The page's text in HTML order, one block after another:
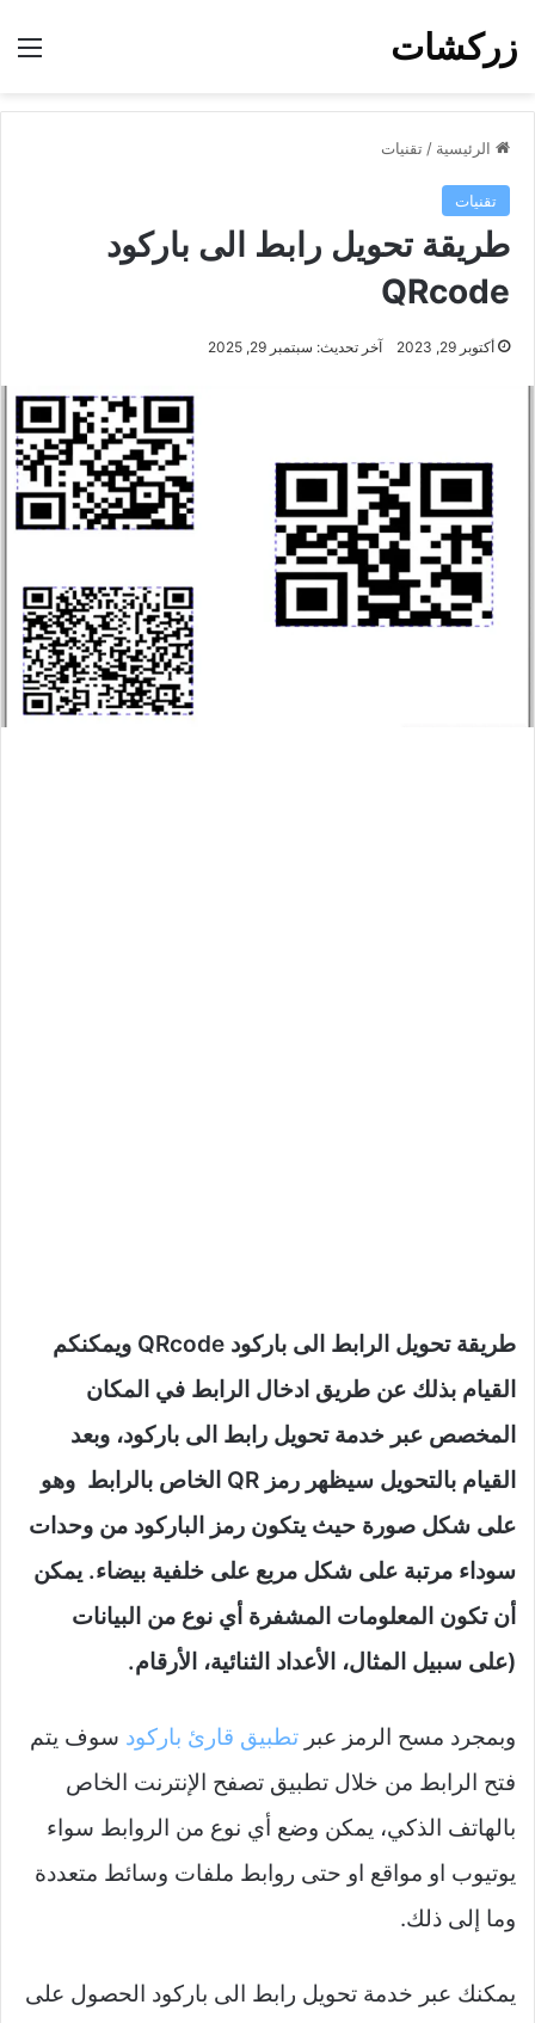
زركشات
الرئيسية / تقنيات
تقنيات
طريقة تحويل رابط الى باركود
QRcode
أكتوبر 29, 2023 آخر تحديث: سبتمبر 29, 2025
طريقة تحويل الرابط الى باركود QRcode ويمكنكم
القيام بذلك عن طريق ادخال الرابط في المكان
المخصص عبر خدمة تحويل رابط الى باركود، وبعد
القيام بالتحويل سيظهر رمز QR الخاص بالرابط وهو
على شكل صورة حيث يتكون رمز الباركود من وحدات
سوداء مرتبة على شكل مربع على خلفية بيضاء. يمكن
أن تكون المعلومات المشفرة أي نوع من البيانات
(على سبيل المثال، الأعداد الثنائية، الأرقام.
وبمجرد مسح الرمز عبر تطبيق قارئ باركود سوف يتم
فتح الرابط من خلال تطبيق تصفح الإنترنت الخاص
بالهاتف الذكي، يمكن وضع أي نوع من الروابط سواء
يوتيوب او مواقع او حتى روابط ملفات وسائط متعددة
وما إلى ذلك.
يمكنك عبر خدمة تحويل رابط الى باركود الحصول على